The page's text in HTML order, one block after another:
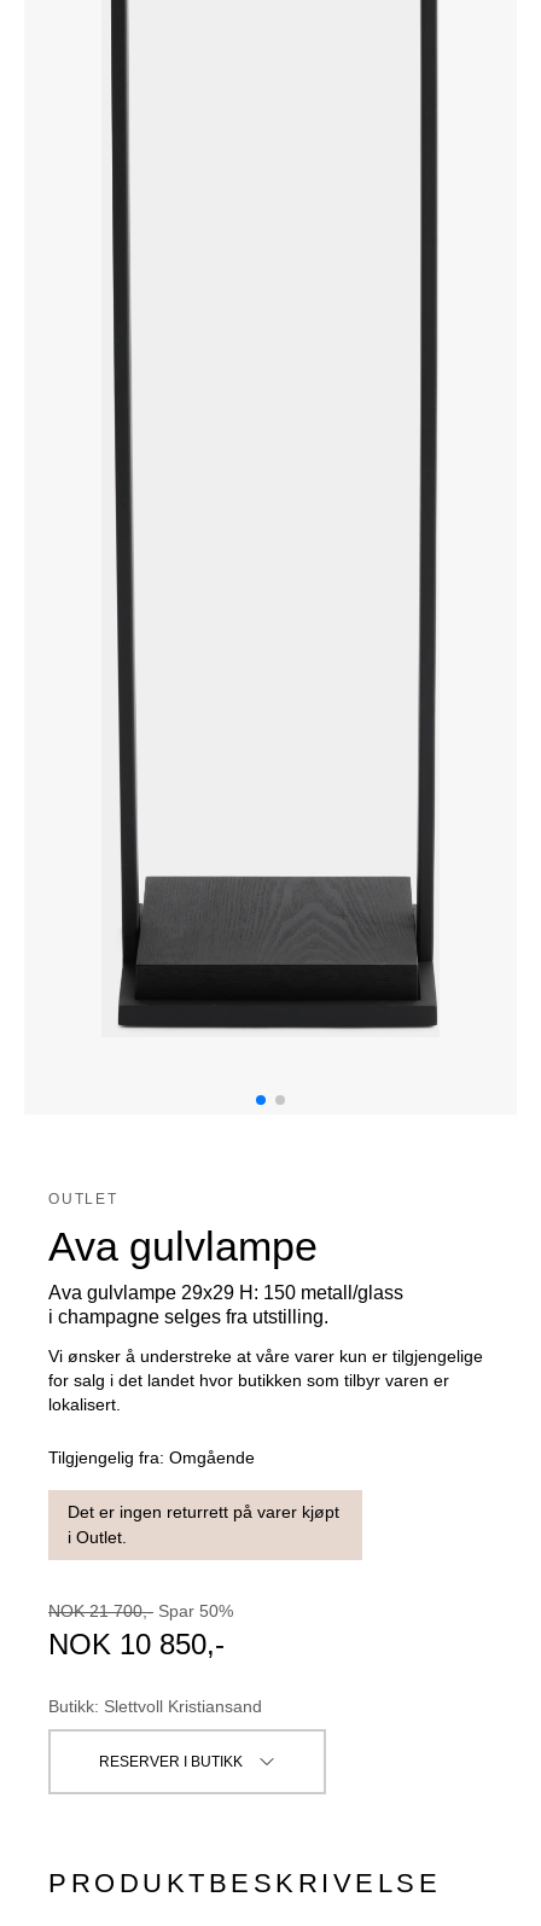
OUTLET
Ava gulvlampe
Ava gulvlampe 29x29 H: 150 metall/glass
i champagne selges fra utstilling.
Vi ønsker å understreke at våre varer kun er tilgjengelige
for salg i det landet hvor butikken som tilbyr varen er
lokalisert.
Tilgjengelig fra: Omgående
Det er ingen returrett på varer kjøpt
i Outlet.
NOK 21 700,- Spar 50%
NOK 10 850,-
Butikk: Slettvoll Kristiansand
RESERVER I BUTIKK
PRODUKTBESKRIVELSE